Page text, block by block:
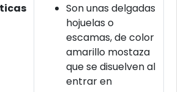
Son unas delgadas
hojuelas o
escamas, de color
amarillo mostaza
que se disuelven al
entrar en